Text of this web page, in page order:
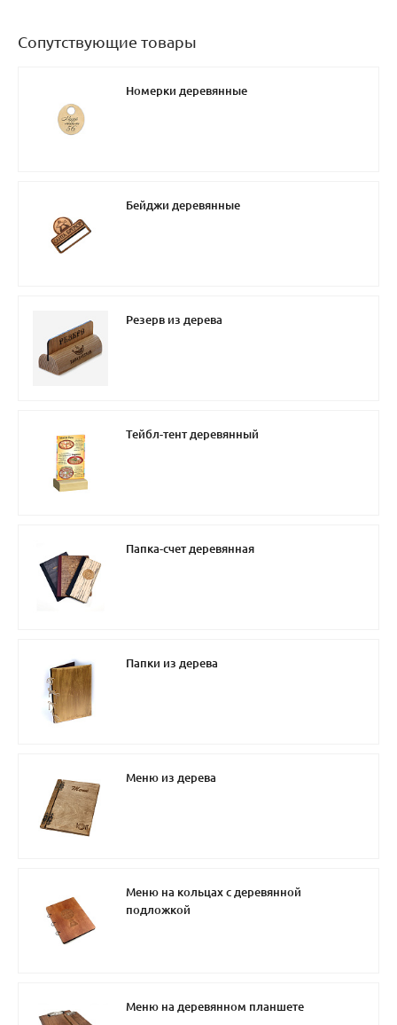
Сопутствующие товары
Номерки деревянные
Бейджи деревянные
Резерв из дерева
Тейбл-тент деревянный
Папка-счет деревянная
Папки из дерева
Меню из дерева
Меню на кольцах с деревянной
подложкой
Меню на деревянном планшете